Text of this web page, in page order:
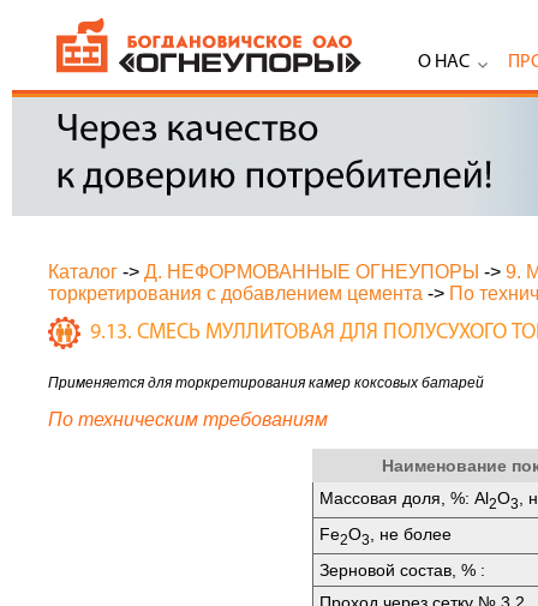
О НАС
Каталог -> Д. НЕФОРМОВАННЫЕ ОГНЕУПОРЫ -> 9.
торкретирования с добавлением цемента -> По
9.13. СМЕСЬ МУЛЛИТОВАЯ ДЛЯ ПОЛУСУХОГО
Применяется для торкретирования камер коксовых батарей
По техническим требованиям
Наименование
Массовая доля, %: Аl2O3
,
Fе2O3
, не более
Зерновой состав, % :